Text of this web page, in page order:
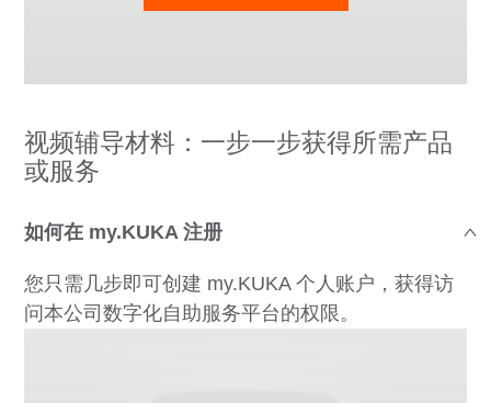
视频辅导材料：一步一步获得所需产品
或服务
如何在 my.KUKA 注册
您只需几步即可创建 my.KUKA 个人账户，获得访
问本公司数字化自助服务平台的权限。